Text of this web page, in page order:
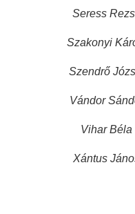
Seress
Szakonyi
Szendrő
Vándor
Vihar Béla
Xántus